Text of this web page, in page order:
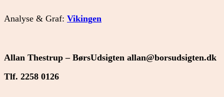
Analyse & Graf: Vikingen
Allan Thestrup – BørsUdsigten allan@borsudsigten.dk
Tlf. 2258 0126